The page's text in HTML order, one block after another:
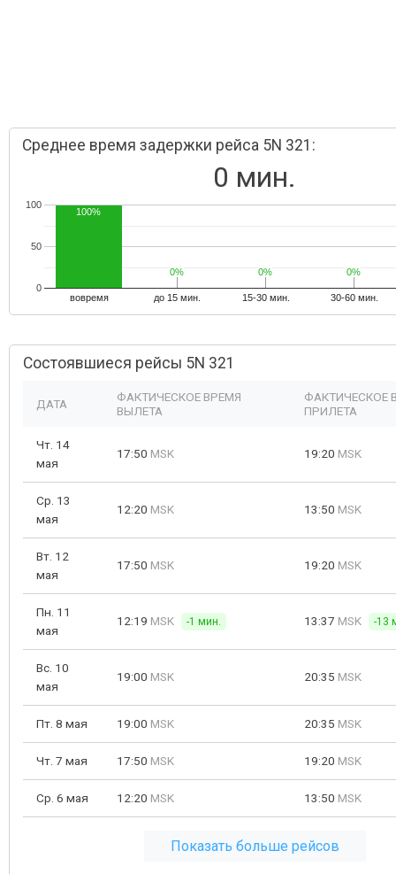
Среднее время задержки рейса 5N 321:
0 мин.
вовремя до 15 мин. 15-30 мин. 30-60 мин.
0
50
100
100%
0%
0% 0%
0% 0%
0%
Состоявшиеся рейсы 5N 321
ДАТА
ФАКТИЧЕСКОЕ ВРЕМЯ
ВЫЛЕТА
ФАКТИЧЕСКОЕ
ПРИЛЕТА
Чт. 14
мая
17:50 MSK 19:20 MSK
Ср. 13
мая
12:20 MSK 13:50 MSK
Вт. 12
мая
17:50 MSK 19:20 MSK
Пн. 11
мая
12:19 MSK -1 мин. 13:37 MSK -13
Вс. 10
мая
19:00 MSK 20:35 MSK
Пт. 8 мая 19:00 MSK 20:35 MSK
Чт. 7 мая 17:50 MSK 19:20 MSK
Ср. 6 мая 12:20 MSK 13:50 MSK
Показать больше рейсов